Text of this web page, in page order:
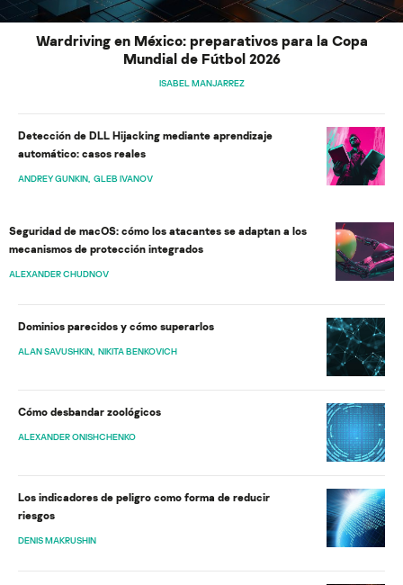
Wardriving en México: preparativos para la Copa
Mundial de Fútbol 2026
ISABEL MANJARREZ
Detección de DLL Hijacking mediante aprendizaje
automático: casos reales
ANDREY GUNKIN GLEB IVANOV
Seguridad de macOS: cómo los atacantes se adaptan a los
mecanismos de protección integrados
ALEXANDER CHUDNOV
Dominios parecidos y cómo superarlos
ALAN SAVUSHKIN NIKITA BENKOVICH
Cómo desbandar zoológicos
ALEXANDER ONISHCHENKO
Los indicadores de peligro como forma de reducir
riesgos
DENIS MAKRUSHIN